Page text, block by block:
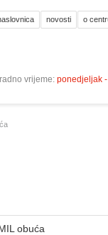
novosti o
radno vrijeme: ponedjeljak
obuća